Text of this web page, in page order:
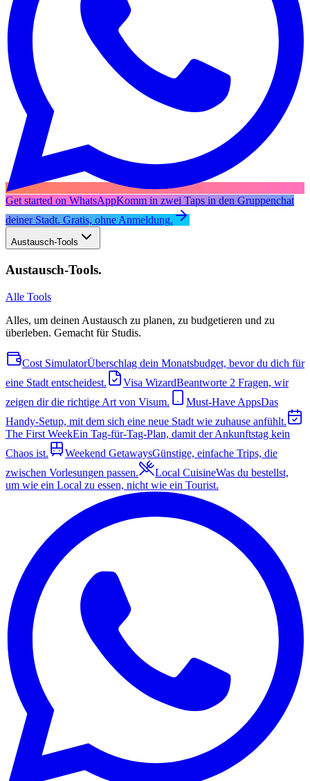
Get started on WhatsAppKomm in zwei Taps in den Gruppenchat
deiner Stadt. Gratis, ohne Anmeldung.
Austausch-Tools
Austausch-Tools.
Alle Tools
Alles, um deinen Austausch zu planen, zu budgetieren und zu
überleben. Gemacht für Studis.
Cost SimulatorÜberschlag dein Monatsbudget, bevor du dich für
eine Stadt entscheidest.
Visa WizardBeantworte 2 Fragen, wir
zeigen dir die richtige Art von Visum.
Must-Have AppsDas
Handy-Setup, mit dem sich eine neue Stadt wie zuhause anfühlt.
The First WeekEin Tag-für-Tag-Plan, damit der Ankunftstag kein
Chaos ist.
Weekend GetawaysGünstige, einfache Trips, die
zwischen Vorlesungen passen.
Local CuisineWas du bestellst,
um wie ein Local zu essen, nicht wie ein Tourist.